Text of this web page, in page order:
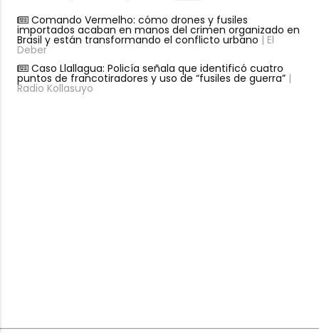
Comando Vermelho: cómo drones y fusiles
importados acaban en manos del crimen organizado en
Brasil y están transformando el conflicto urbano | El
Deber
Caso Llallagua: Policía señala que identificó cuatro
puntos de francotiradores y uso de “fusiles de guerra”|
Radio Kollasuyo